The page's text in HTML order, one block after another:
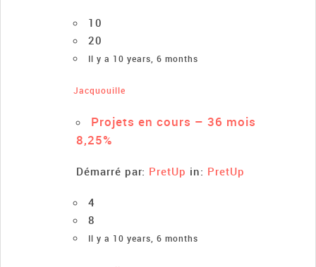
10
20
Il y a 10 years, 6 months
Jacquouille
Projets en cours – 36 mois
8,25%
Démarré par: PretUp in: PretUp
4
8
Il y a 10 years, 6 months